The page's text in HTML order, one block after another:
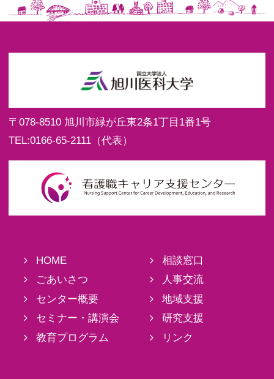
〒078-8510 旭川市緑が丘東2条1丁目1番1号
TEL:0166-65-2111（代表）
HOME
ごあいさつ
センター概要
セミナー・講演会
教育プログラム
相談窓口
人事交流
地域支援
研究支援
リンク